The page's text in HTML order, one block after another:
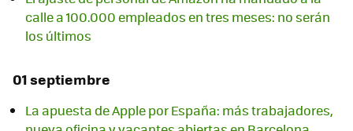
calle a 100.000 empleados en tres meses: no serán
los últimos
01 septiembre
La apuesta de Apple por España: más trabajadores,